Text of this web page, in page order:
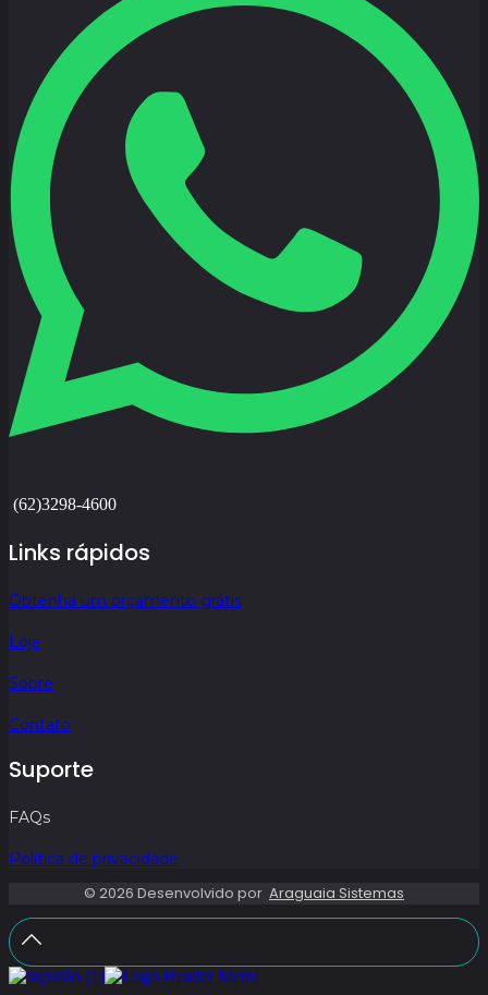
(62)3298-4600
Links rápidos
Obtenha um orçamento grátis
Loja
Sobre
Contato
Suporte
FAQs
Política de privacidade
© 2026 Desenvolvido por Araguaia Sistemas